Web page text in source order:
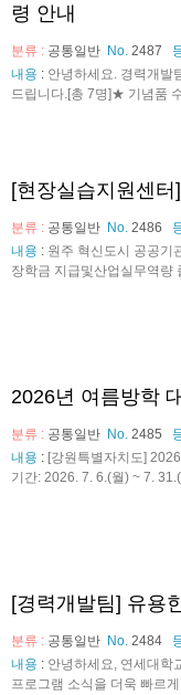
령 안내
분류 : 공통일반 No. 2487
내용 : 안녕하세요. 경력개발
드립니다.[총 7명]★ 기념품
[현장실습지원센
분류 : 공통일반 No. 2486
내용 : 원주 혁신도시 공공기
장학금 지급및산업실무역량
2026년 여름방학
분류 : 공통일반 No. 2485
내용 : [강원특별자치도]
기간: 2026. 7. 6.(월) ~ 7.
[경력개발팀] 유용
분류 : 공통일반 No. 2484
내용 : 안녕하세요, 연세대학
프로그램 소식을 더욱 빠르